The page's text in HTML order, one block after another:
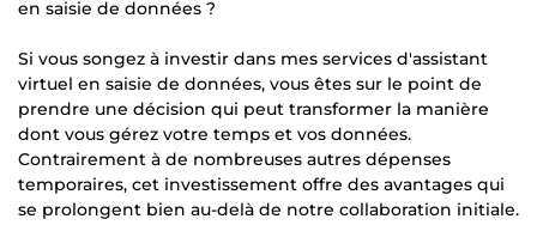
en saisie de données ?
Si vous songez à investir dans mes services d'assistant
virtuel en saisie de données, vous êtes sur le point de
prendre une décision qui peut transformer la manière
dont vous gérez votre temps et vos données.
Contrairement à de nombreuses autres dépenses
temporaires, cet investissement offre des avantages qui
se prolongent bien au-delà de notre collaboration initiale.